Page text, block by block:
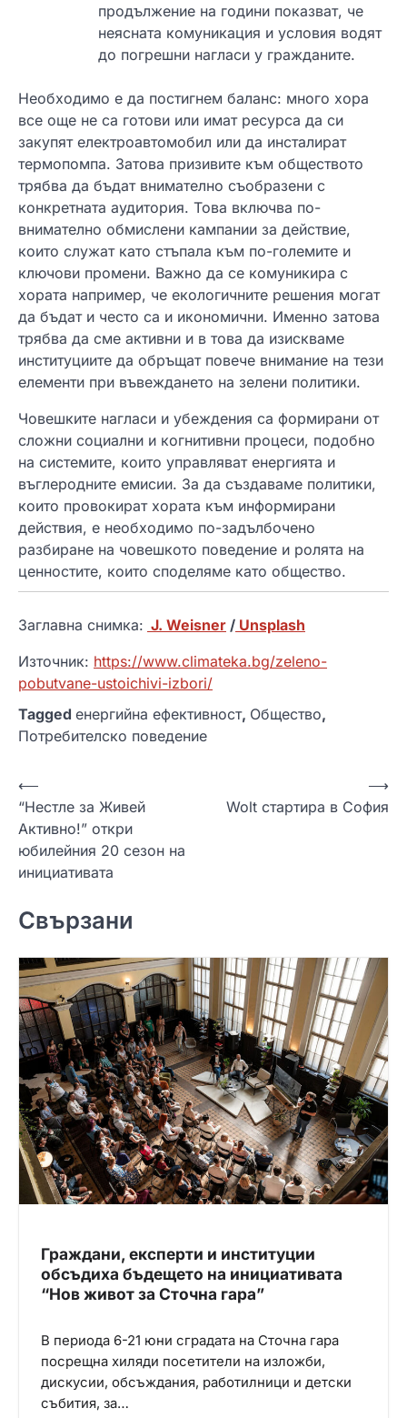
продължение на години показват, че
неясната комуникация и условия водят
до погрешни нагласи у гражданите.
Необходимо е да постигнем баланс: много хора
все още не са готови или имат ресурса да си
закупят електроавтомобил или да инсталират
термопомпа. Затова призивите към обществото
трябва да бъдат внимателно съобразени с
конкретната аудитория. Това включва по-
внимателно обмислени кампании за действие,
които служат като стъпала към по-големите и
ключови промени. Важно да се комуникира с
хората например, че екологичните решения могат
да бъдат и често са и икономични. Именно затова
трябва да сме активни и в това да изискваме
институциите да обръщат повече внимание на тези
елементи при въвеждането на зелени политики.
Човешките нагласи и убеждения са формирани от
сложни социални и когнитивни процеси, подобно
на системите, които управляват енергията и
въглеродните емисии. За да създаваме политики,
които провокират хората към информирани
действия, е необходимо по-задълбочено
разбиране на човешкото поведение и ролята на
ценностите, които споделяме като общество.
Заглавна снимка: J. Weisner / Unsplash
Източник: https://www.climateka.bg/zeleno-
pobutvane-ustoichivi-izbori/
Tagged енергийна ефективност, Общество,
Потребителско поведение
Н
а
в
и
а
ц
и
я
⟵
“Нестле за Живей
Aктивно!” откри
юбилейния 20 сезон на
инициативата
Wolt стартира в София
⟶
Свързани
Граждани, експерти и институции
обсъдиха бъдещето на инициативата
“Нов живот за Сточна гара”
В периода 6-21 юни сградата на Сточна гара
посрещна хиляди посетители на изложби,
дискусии, обсъждания, работилници и детски
събития, за…